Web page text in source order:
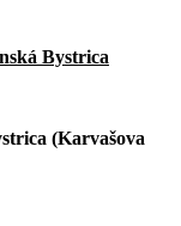
Bystrica
(Karvašova